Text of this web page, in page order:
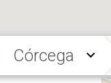
Córcega